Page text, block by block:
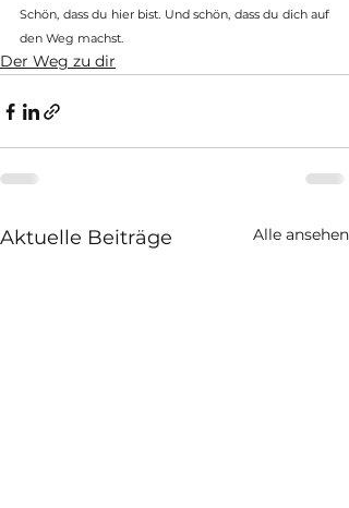
Schön, dass du hier bist. Und schön, dass du dich auf
den Weg machst.
Der Weg zu dir
Aktuelle Beiträge Alle ansehen